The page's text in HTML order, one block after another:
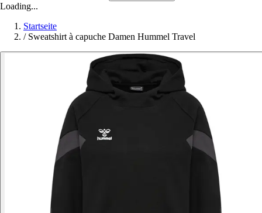
Loading...
Startseite
/ Sweatshirt à capuche Damen Hummel Travel